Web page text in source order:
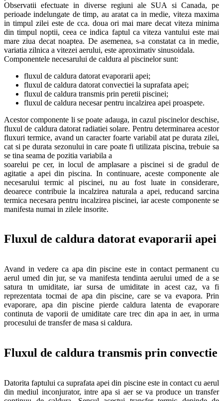
Observatii efectuate in diverse regiuni ale SUA si Canada, pe
perioade indelungate de timp, au aratat ca in medie, viteza maxima
in timpul zilei este de cca. doua ori mai mare decat viteza minima
din timpul noptii, ceea ce indica faptul ca viteza vantului este mai
mare ziua decat noaptea. De asemenea, s-a constatat ca in medie,
variatia zilnica a vitezei aerului, este aproximativ sinusoidala.
Componentele necesarului de caldura al piscinelor sunt:
fluxul de caldura datorat evaporarii apei;
fluxul de caldura datorat convectiei la suprafata apei;
fluxul de caldura transmis prin peretii piscinei;
fluxul de caldura necesar pentru incalzirea apei proaspete.
Acestor componente li se poate adauga, in cazul piscinelor deschise,
fluxul de caldura datorat radiatiei solare. Pentru determinarea acestor
fluxuri termice, avand un caracter foarte variabil atat pe durata zilei,
cat si pe durata sezonului in care poate fi utilizata piscina, trebuie sa
se tina seama de pozitia variabila a
soarelui pe cer, in locul de amplasare a piscinei si de gradul de
agitatie a apei din piscina. In continuare, aceste componente ale
necesarului termic al piscinei, nu au fost luate in considerare,
deoarece contribuie la incalzirea naturala a apei, reducand sarcina
termica necesara pentru incalzirea piscinei, iar aceste componente se
manifesta numai in zilele insorite.
Fluxul de caldura datorat evaporarii apei
Avand in vedere ca apa din piscine este in contact permanent cu
aerul umed din jur, se va manifesta tendinta aerului umed de a se
satura tn umiditate, iar sursa de umiditate in acest caz, va fi
reprezentata tocmai de apa din piscine, care se va evapora. Prin
evaporare, apa din piscine pierde caldura latenta de evaporare
continuta de vaporii de umiditate care trec din apa in aer, in urma
procesului de transfer de masa si caldura.
Fluxul de caldura transmis prin convectie
Datorita faptului ca suprafata apei din piscine este in contact cu aerul
din mediul inconjurator, intre apa si aer se va produce un transfer